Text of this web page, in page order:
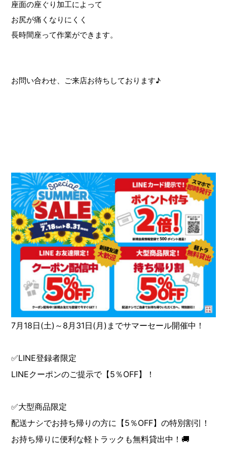
座面の座ぐり加工によって
お尻が痛くなりにくく
長時間座って作業ができます。
お問い合わせ、ご来店お待ちしております♪
7月18日(土)～8月31日(月)までサマーセール開催中！
✅LINE登録者限定
LINEクーポンのご提示で【5％OFF】！
✅大型商品限定
配送ナシでお持ち帰りの方に【5％OFF】の特別割引！
お持ち帰りに便利な軽トラックも無料貸出中！🚚